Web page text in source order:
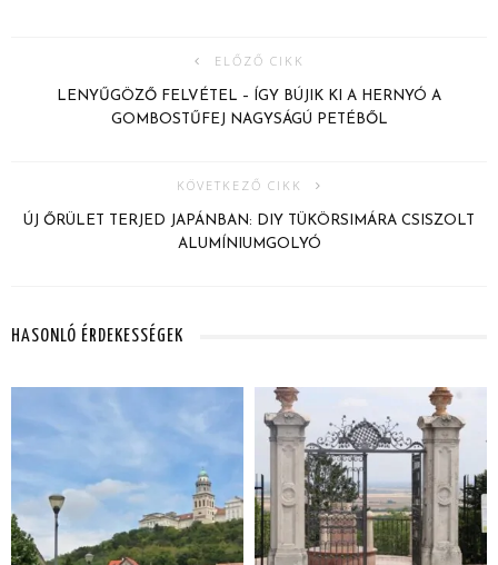
ELŐZŐ CIKK
LENYŰGÖZŐ FELVÉTEL – ÍGY BÚJIK KI A HERNYÓ A
GOMBOSTŰFEJ NAGYSÁGÚ PETÉBŐL
KÖVETKEZŐ CIKK
ÚJ ŐRÜLET TERJED JAPÁNBAN: DIY TÜKÖRSIMÁRA CSISZOLT
ALUMÍNIUMGOLYÓ
HASONLÓ ÉRDEKESSÉGEK